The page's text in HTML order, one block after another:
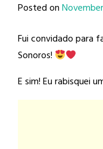
Posted on
Fui convidado para
Sonoros!
E sim! Eu rabisquei